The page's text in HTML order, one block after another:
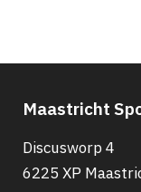
Maastricht
Discusworp 4
6225 XP